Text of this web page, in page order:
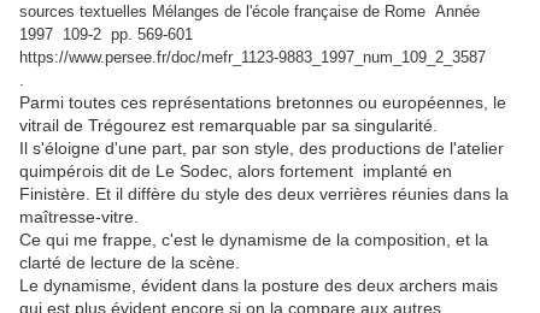
sources textuelles Mélanges de l'école française de Rome Année
1997 109-2 pp. 569-601
https://www.persee.fr/doc/mefr_1123-9883_1997_num_109_2_3587
Parmi toutes ces représentations bretonnes ou européennes, le
vitrail de Trégourez est remarquable par sa singularité.
Il s'éloigne d'une part, par son style, des productions de l'atelier
quimpérois dit de Le Sodec, alors fortement implanté en
Finistère. Et il diffère du style des deux verrières réunies dans la
maîtresse-vitre.
Ce qui me frappe, c'est le dynamisme de la composition, et la
clarté de lecture de la scène.
Le dynamisme, évident dans la posture des deux archers mais
qui est plus évident encore si on la compare aux autres